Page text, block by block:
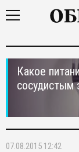
Какое
сосудистым
07.08.2015 12:42